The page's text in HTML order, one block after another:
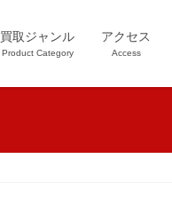
買取ジャンル
Product Category
アクセス
Access